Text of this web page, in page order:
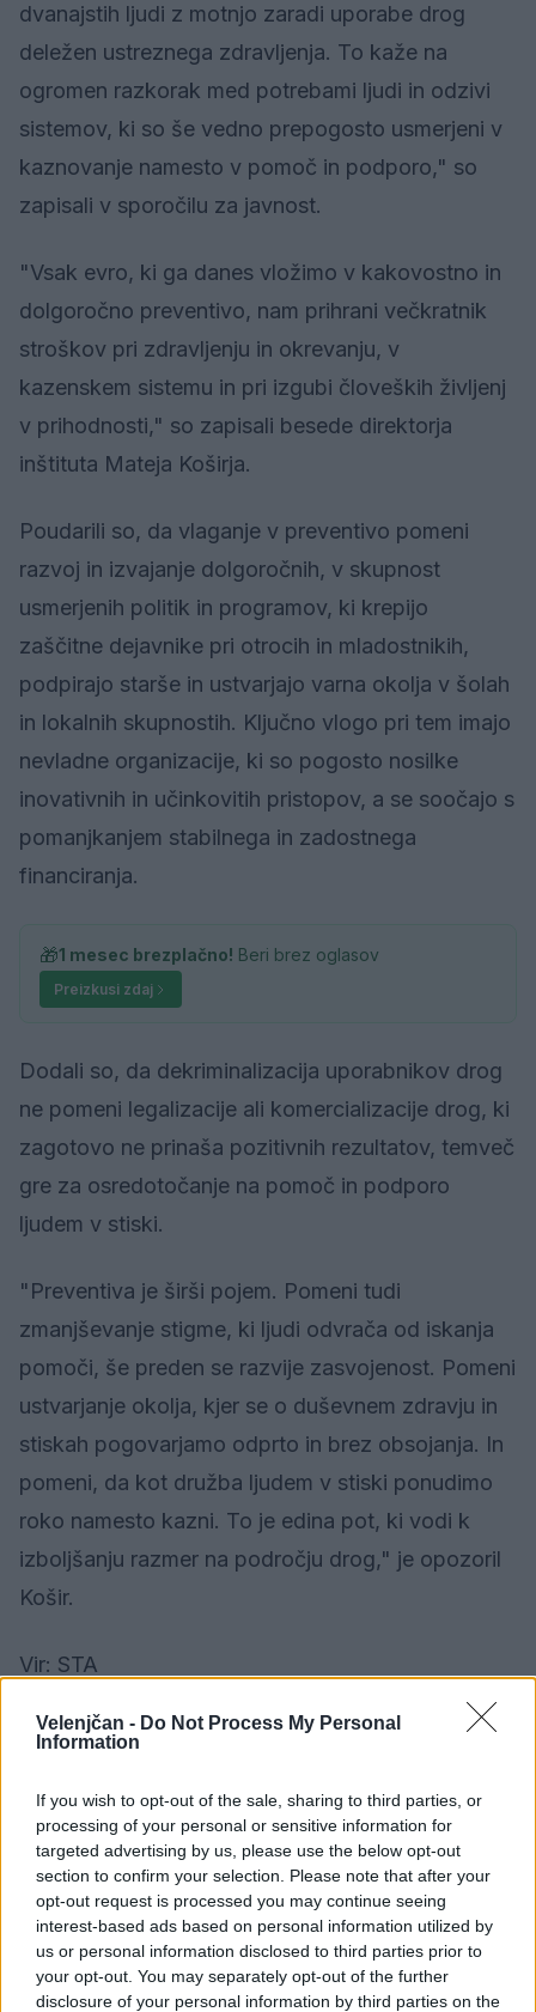
Velenjčan - Do Not Process My Personal
Information
If you wish to opt-out of the sale, sharing to third parties, or
processing of your personal or sensitive information for
targeted advertising by us, please use the below opt-out
section to confirm your selection. Please note that after your
opt-out request is processed you may continue seeing
interest-based ads based on personal information utilized by
us or personal information disclosed to third parties prior to
your opt-out. You may separately opt-out of the further
disclosure of your personal information by third parties on the
dvanajstih ljudi z motnjo zaradi uporabe drog
deležen ustreznega zdravljenja. To kaže na
ogromen razkorak med potrebami ljudi in odzivi
sistemov, ki so še vedno prepogosto usmerjeni v
kaznovanje namesto v pomoč in podporo," so
zapisali v sporočilu za javnost.
"Vsak evro, ki ga danes vložimo v kakovostno in
dolgoročno preventivo, nam prihrani večkratnik
stroškov pri zdravljenju in okrevanju, v
kazenskem sistemu in pri izgubi človeških življenj
v prihodnosti," so zapisali besede direktorja
inštituta Mateja Koširja.
Poudarili so, da vlaganje v preventivo pomeni
razvoj in izvajanje dolgoročnih, v skupnost
usmerjenih politik in programov, ki krepijo
zaščitne dejavnike pri otrocih in mladostnikih,
podpirajo starše in ustvarjajo varna okolja v šolah
in lokalnih skupnostih. Ključno vlogo pri tem imajo
nevladne organizacije, ki so pogosto nosilke
inovativnih in učinkovitih pristopov, a se soočajo s
pomanjkanjem stabilnega in zadostnega
financiranja.
🎁1 mesec brezplačno! Beri brez oglasov
Preizkusi zdaj
Dodali so, da dekriminalizacija uporabnikov drog
ne pomeni legalizacije ali komercializacije drog, ki
zagotovo ne prinaša pozitivnih rezultatov, temveč
gre za osredotočanje na pomoč in podporo
ljudem v stiski.
"Preventiva je širši pojem. Pomeni tudi
zmanjševanje stigme, ki ljudi odvrača od iskanja
pomoči, še preden se razvije zasvojenost. Pomeni
ustvarjanje okolja, kjer se o duševnem zdravju in
stiskah pogovarjamo odprto in brez obsojanja. In
pomeni, da kot družba ljudem v stiski ponudimo
roko namesto kazni. To je edina pot, ki vodi k
izboljšanju razmer na področju drog," je opozoril
Košir.
Vir: STA
Sorodno
Več iz kategorije Družba
Vročina lahko vpliva tudi na delovanje